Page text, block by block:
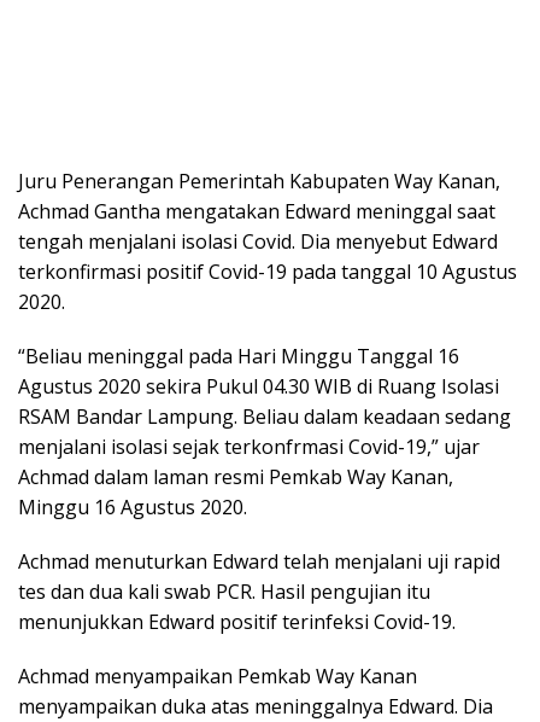
Juru Penerangan Pemerintah Kabupaten Way Kanan,
Achmad Gantha mengatakan Edward meninggal saat
tengah menjalani isolasi Covid. Dia menyebut Edward
terkonfirmasi positif Covid-19 pada tanggal 10 Agustus
2020.
“Beliau meninggal pada Hari Minggu Tanggal 16
Agustus 2020 sekira Pukul 04.30 WIB di Ruang Isolasi
RSAM Bandar Lampung. Beliau dalam keadaan sedang
menjalani isolasi sejak terkonfrmasi Covid-19,” ujar
Achmad dalam laman resmi Pemkab Way Kanan,
Minggu 16 Agustus 2020.
Achmad menuturkan Edward telah menjalani uji rapid
tes dan dua kali swab PCR. Hasil pengujian itu
menunjukkan Edward positif terinfeksi Covid-19.
Achmad menyampaikan Pemkab Way Kanan
menyampaikan duka atas meninggalnya Edward. Dia